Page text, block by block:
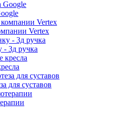
Vertex
- 3д ручка
для суставов